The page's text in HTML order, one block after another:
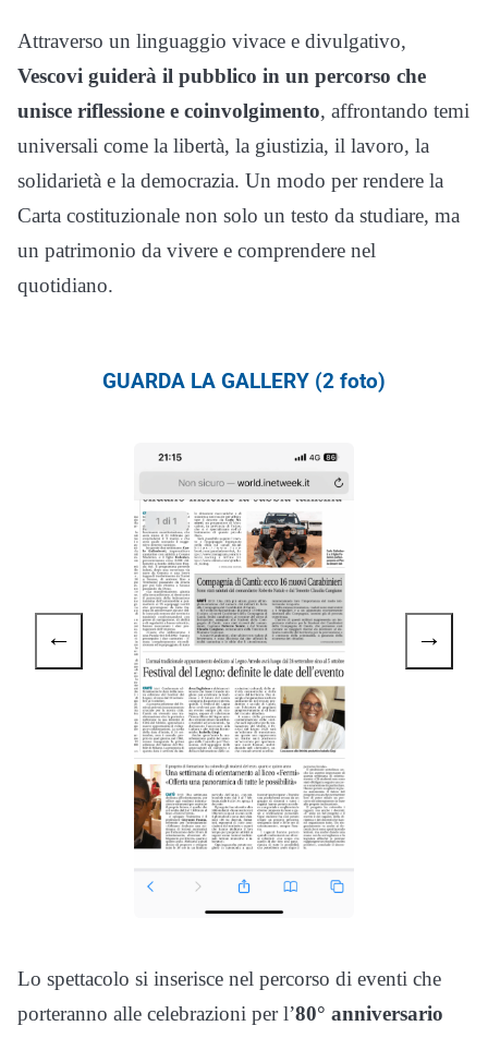
Attraverso un linguaggio vivace e divulgativo,
Vescovi guiderà il pubblico in un percorso che
unisce riflessione e coinvolgimento, affrontando temi
universali come la libertà, la giustizia, il lavoro, la
solidarietà e la democrazia. Un modo per rendere la
Carta costituzionale non solo un testo da studiare, ma
un patrimonio da vivere e comprendere nel
quotidiano.
GUARDA LA GALLERY (2 foto)
← →
Lo spettacolo si inserisce nel percorso di eventi che
porteranno alle celebrazioni per l’80° anniversario